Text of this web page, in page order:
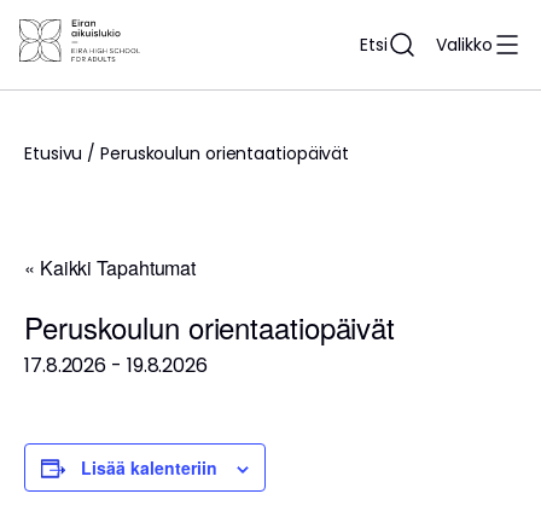
Siirry
sisältöön
Etsi Valikko
Etusivu / Peruskoulun orientaatiopäivät
« Kaikki Tapahtumat
Peruskoulun orientaatiopäivät
17.8.2026 - 19.8.2026
Lisää kalenteriin